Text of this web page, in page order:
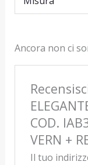
Ancora non ci
COD.
VERN +
Il tuo